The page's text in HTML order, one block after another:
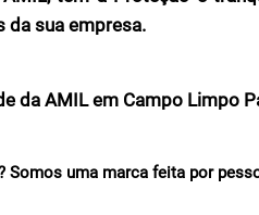
da sua empresa.
da AMIL em Campo Limpo
Somos uma marca feita por